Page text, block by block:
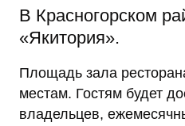
В Красногорском
«Якитория».
Площадь зала
местам. Гостям будет
владельцев,